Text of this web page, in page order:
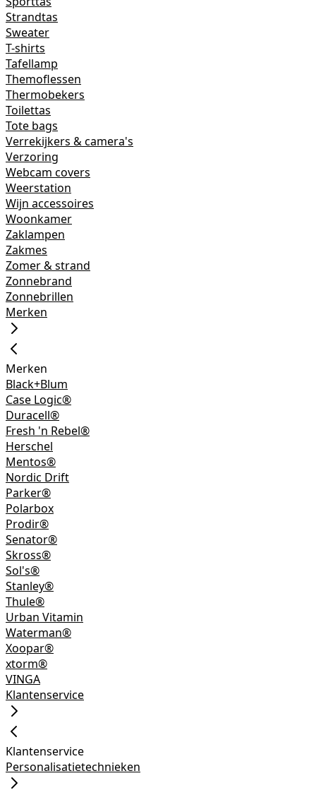
Strandtas
Sweater
T-shirts
Tafellamp
Themoflessen
Thermobekers
Toilettas
Tote bags
Verrekijkers & camera's
Verzoring
Webcam covers
Weerstation
Wijn accessoires
Woonkamer
Zaklampen
Zakmes
Zomer & strand
Zonnebrand
Zonnebrillen
Merken
Merken
Black+Blum
Case Logic®
Duracell®
Fresh 'n Rebel®
Herschel
Mentos®
Nordic Drift
Parker®
Polarbox
Prodir®
Senator®
Skross®
Sol's®
Stanley®
Thule®
Urban Vitamin
Waterman®
Xoopar®
xtorm®
VINGA
Klantenservice
Klantenservice
Personalisatietechnieken